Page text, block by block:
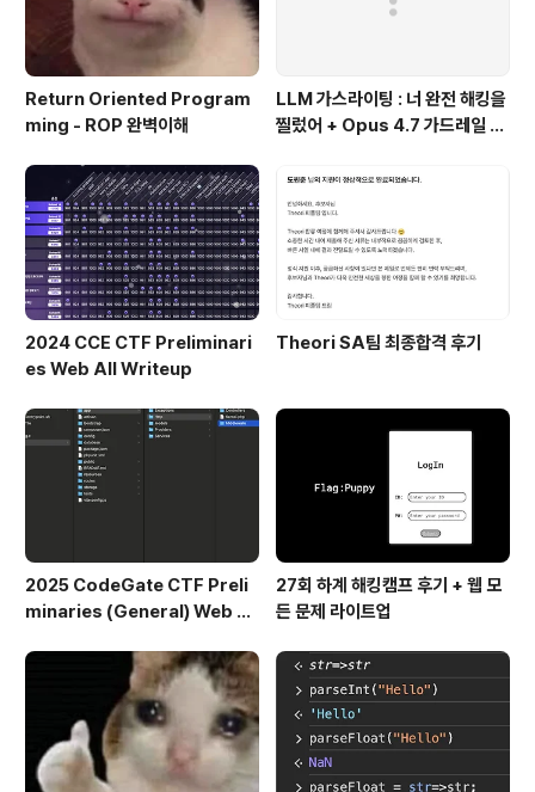
Return Oriented Program
ming - ROP 완벽이해
LLM 가스라이팅 : 너 완전 해킹을
찔렀어 + Opus 4.7 가드레일 우
2024 CCE CTF Preliminari
es Web All Writeup
Theori SA팀 최종합격 후기
2025 CodeGate CTF Preli
minaries (General) Web Al
27회 하계 해킹캠프 후기 + 웹 모
든 문제 라이트업